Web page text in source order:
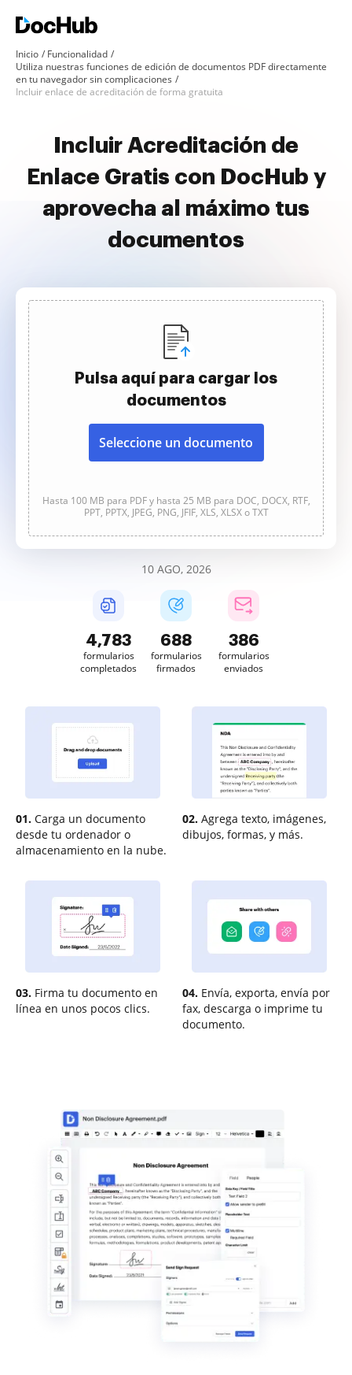
Inicio
Funcionalidad
Utiliza nuestras funciones de edición de documentos PDF directamente
en tu navegador sin complicaciones
Incluir enlace de acreditación de forma gratuita
Incluir Acreditación de
Enlace Gratis con DocHub y
aprovecha al máximo tus
documentos
Pulsa aquí para cargar los
documentos
Seleccione un documento
Hasta 100 MB para PDF y hasta 25 MB para DOC, DOCX, RTF,
PPT, PPTX, JPEG, PNG, JFIF, XLS, XLSX o TXT
10 AGO, 2026
4,783
formularios
completados
688
formularios
firmados
386
formularios
enviados
01. Carga un documento
desde tu ordenador o
almacenamiento en la nube.
02. Agrega texto, imágenes,
dibujos, formas, y más.
03. Firma tu documento en
línea en unos pocos clics.
04. Envía, exporta, envía por
fax, descarga o imprime tu
documento.